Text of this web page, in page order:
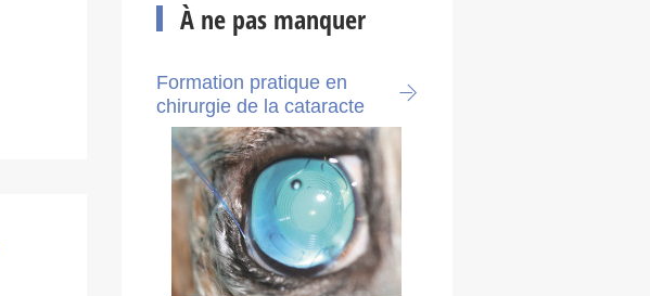
À ne pas manquer
Formation pratique en
chirurgie de la cataracte